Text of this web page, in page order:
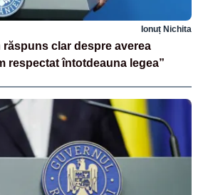
Ionuț Nichita
răspuns clar despre averea
respectat întotdeauna legea”